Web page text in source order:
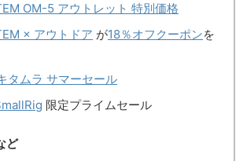
OM-5 アウトレット 特別価格
× アウトドア が18％オフクーポンを
タムラ サマーセール
限定プライムセール
ど